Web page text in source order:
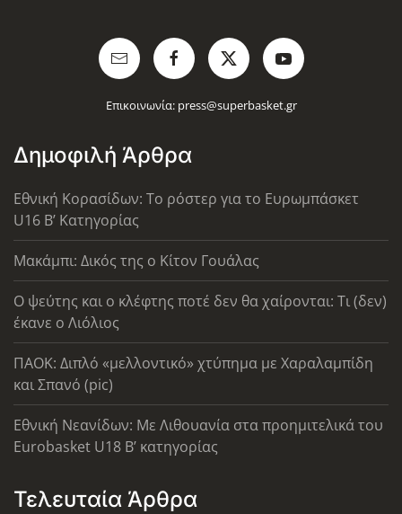
Επικοινωνία: press@superbasket.gr
Δημοφιλή Άρθρα
Εθνική Κορασίδων: Το ρόστερ για το Ευρωμπάσκετ
U16 B’ Κατηγορίας
Μακάμπι: Δικός της ο Κίτον Γουάλας
Ο ψεύτης και ο κλέφτης ποτέ δεν θα χαίρονται: Τι (δεν)
έκανε ο Λιόλιος
ΠΑΟΚ: Διπλό «μελλοντικό» χτύπημα με Χαραλαμπίδη
και Σπανό (pic)
Εθνική Νεανίδων: Με Λιθουανία στα προημιτελικά του
Eurobasket U18 Β’ κατηγορίας
Τελευταία Άρθρα